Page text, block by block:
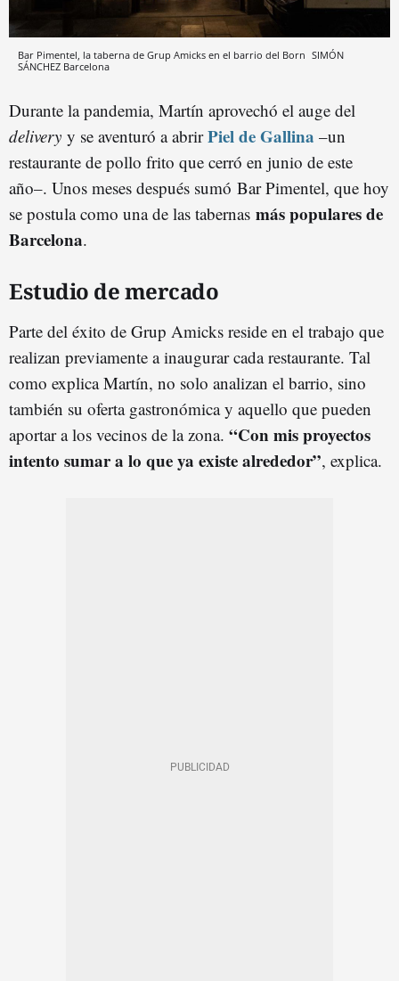
Bar Pimentel, la taberna de Grup Amicks en el barrio del Born SIMÓN
SÁNCHEZ Barcelona
Durante la pandemia, Martín aprovechó el auge del
delivery y se aventuró a abrirPiel de Gallina –un
restaurante de pollo frito que cerró en junio de este
año–. Unos meses después sumó Bar Pimentel, que hoy
se postula como una de las tabernas más populares de
Barcelona.
Estudio de mercado
Parte del éxito de Grup Amicks reside en el trabajo que
realizan previamente a inaugurar cada restaurante. Tal
como explica Martín, no solo analizan el barrio, sino
también su oferta gastronómica y aquello que pueden
aportar a los vecinos de la zona. “Con mis proyectos
intento sumar a lo que ya existe alrededor”, explica.